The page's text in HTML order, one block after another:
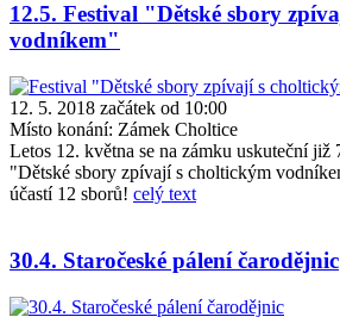
12.5. Festival "Dětské sbory
vodníkem"
12. 5. 2018 začátek od 10:00
Místo konání: Zámek Choltice
Letos 12. května se na zámku uskuteční již
"Dětské sbory zpívají s choltickým
účastí 12 sborů! celý text
30.4. Staročeské pálení čarodějnic